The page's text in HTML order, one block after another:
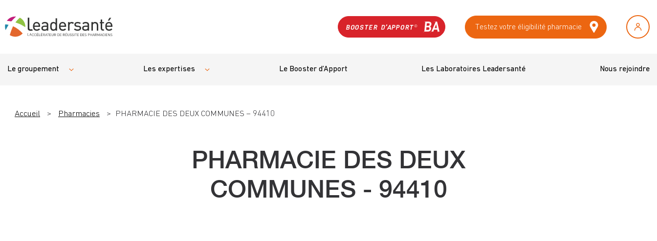
Testez votre éligibilité pharmacie
Le groupement Les expertises Le Booster d’Apport Les Laboratoires Leadersanté Nous rejoindre
Accueil > Pharmacies > PHARMACIE DES DEUX COMMUNES – 94410
PHARMACIE DES DEUX
COMMUNES - 94410